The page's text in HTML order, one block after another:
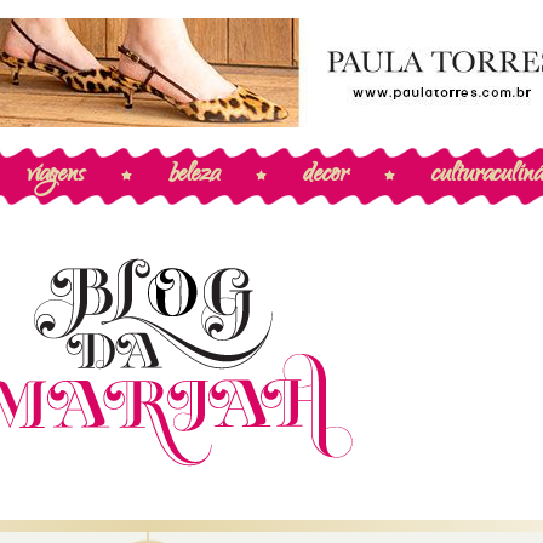
viagens beleza decor cultura